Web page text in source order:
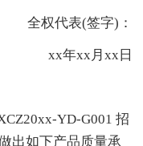
全权代表(签字)：
xx年xx月xx日
YD-G001 招
出如下产品质量承